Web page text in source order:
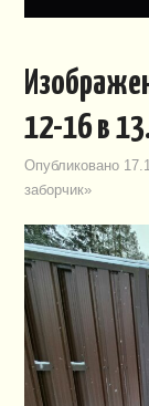
НОВОСТИ
ДОКУМЕНТЫ
ВИДЕО
ПЛАН СНТ
КОНТАКТЫ
12-16 в
Опубликовано
заборчик»